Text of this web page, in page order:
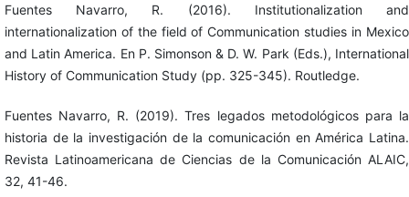
Fuentes Navarro, R. (2016). Institutionalization and
internationalization of the field of Communication studies in Mexico
and Latin America. En P. Simonson & D. W. Park (Eds.), International
History of Communication Study (pp. 325-345). Routledge.
Fuentes Navarro, R. (2019). Tres legados metodológicos para la
historia de la investigación de la comunicación en América Latina.
Revista Latinoamericana de Ciencias de la Comunicación ALAIC,
32, 41-46.